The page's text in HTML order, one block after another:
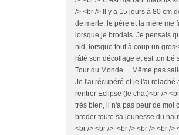
/> <br /> Il y a 15 jours à 80 cm
de merle. le père et la mère me
lorsque je brodais. Je pensais
nid, lorsque tout à coup un
râté son décollage et est tombé
Tour du Monde.... Même pas
Je l'ai récupéré et je l'ai relaché
rentrer Eclipse (le chat)<br />
très bien, il n'a pas peur de moi
broder toute sa jeunesse du
<br /> <br /> <br /> <br /> <br />